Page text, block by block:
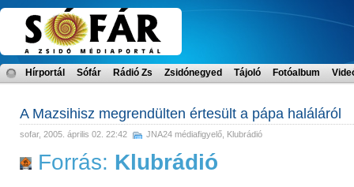
Hírportál Sófár Rádió Zs Zsidónegyed Tájoló Fotóalbum
A Mazsihisz megrendülten értesült a pápa haláláról
sofar, 2005. április 02. 22:42 JNA24 médiafigyelő Klubrádió
Forrás: Klubrádió